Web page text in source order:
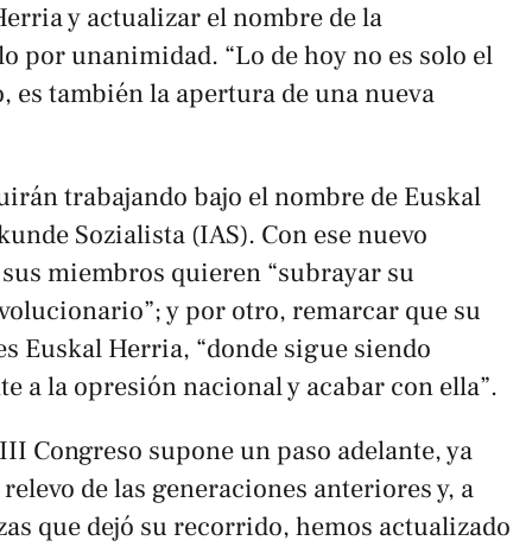
y actualizar el nombre de la
por unanimidad. “Lo de hoy no es solo el
es también la apertura de una nueva
trabajando bajo el nombre de Euskal
Sozialista (IAS). Con ese nuevo
miembros quieren “subrayar su
y por otro, remarcar que su
Euskal Herria, “donde sigue siendo
a la opresión nacional y acabar con ella”.
Congreso supone un paso adelante, ya
de las generaciones anteriores y, a
que dejó su recorrido, hemos actualizado